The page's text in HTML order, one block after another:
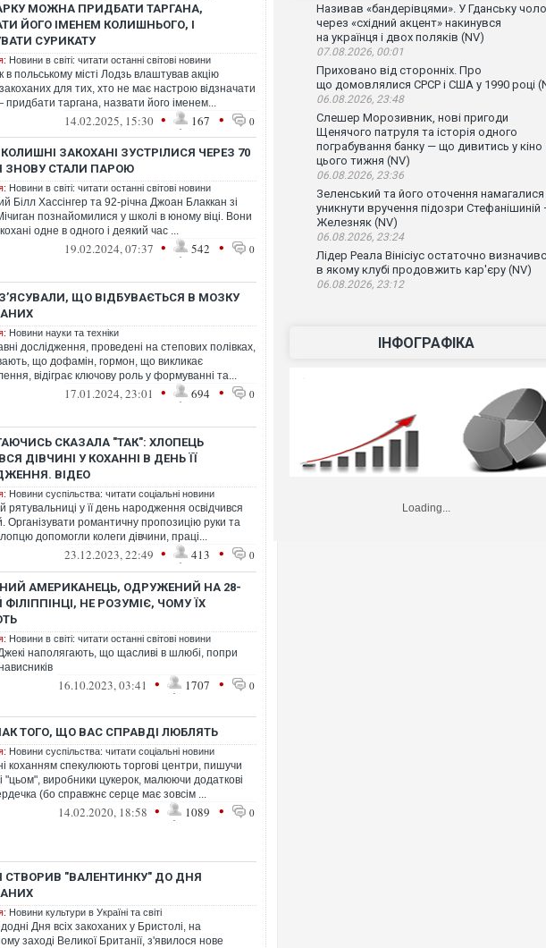
МОЖНА ПРИДБАТИ ТАРГАНА,
ЙОГО ІМЕНЕМ КОЛИШНЬОГО, І
СУРИКАТУ
Новини в світі: читати останні світові новини
в польському місті Лодзь влаштував акцію
для тих, хто не має настрою відзначати
придбати таргана, назвати його іменем...
14.02.2025, 15:30 • 167 • 0
ЗАКОХАНІ ЗУСТРІЛИСЯ ЧЕРЕЗ 70
І ЗНОВУ СТАЛИ ПАРОЮ
Новини в світі: читати останні світові новини
Білл Хассінгер та 92-річна Джоан Блаккан зі
познайомилися у школі в юному віці. Вони
одне в одного і деякий час ...
19.02.2024, 07:37 • 542 • 0
З’ЯСУВАЛИ, ЩО ВІДБУВАЄТЬСЯ В МОЗКУ
Новини науки та техніки
дослідження, проведені на степових полівках,
що дофамін, гормон, що викликає
відіграє ключову роль у формуванні та...
17.01.2024, 23:01 • 694 • 0
СКАЗАЛА "ТАК": ХЛОПЕЦЬ
ДІВЧИНІ У КОХАННІ В ДЕНЬ ЇЇ
ВІДЕО
Новини суспільства: читати соціальні новини
рятувальниці у її день народження освідчився
Організувати романтичну пропозицію руки та
допомогли колеги дівчини, праці...
23.12.2023, 22:49 • 413 • 0
АМЕРИКАНЕЦЬ, ОДРУЖЕНИЙ НА 28-
ФІЛІППІНЦІ, НЕ РОЗУМІЄ, ЧОМУ ЇХ
Новини в світі: читати останні світові новини
наполягають, що щасливі в шлюбі, попри
16.10.2023, 03:41 • 1707 • 0
ТОГО, ЩО ВАС СПРАВДІ ЛЮБЛЯТЬ
Новини суспільства: читати соціальні новини
коханням спекулюють торгові центри, пишучи
"цьом", виробники цукерок, малюючи додаткові
(бо справжнє серце має зовсім ...
14.02.2020, 18:58 • 1089 • 0
СТВОРИВ "ВАЛЕНТИНКУ" ДО ДНЯ
Новини культури в Україні та світі
Дня всіх закоханих у Бристолі, на
заході Великої Британії, з'явилося нове
Називав «бандерівцями». У Гданську
через «східний акцент» накинувся
на українця і двох поляків (NV)
07.08.2026, 00:01
Приховано від сторонніх. Про
що домовлялися СРСР і США у 1990 році
06.08.2026, 23:48
Слешер Морозивник, нові пригоди
Щенячого патруля та історія одного
пограбування банку — що дивитись у кіно
цього тижня (NV)
06.08.2026, 23:36
Зеленський та його оточення намагалися
уникнути вручення підозри Стефанішиній
Железняк (NV)
06.08.2026, 23:24
Лідер Реала Вінісіус остаточно
в якому клубі продовжить кар'єру (NV)
06.08.2026, 23:12
ІНФОГРАФІКА
Loading...